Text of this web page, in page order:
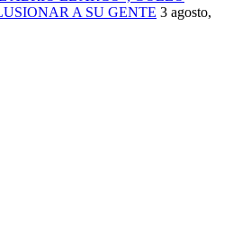
A SU GENTE 3 agosto,